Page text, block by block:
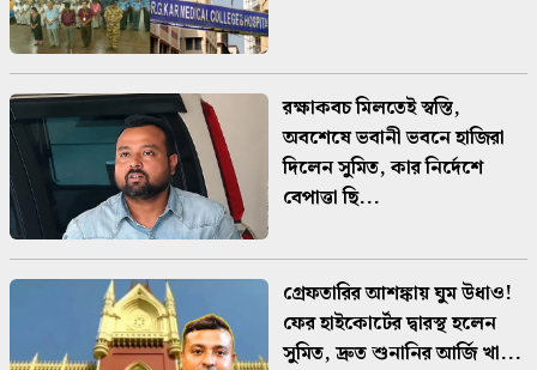
রক্ষাকবচ মিলতেই স্বস্তি,
অবশেষে ভবানী ভবনে হাজিরা
দিলেন সুমিত, কার নির্দেশে
বেপাত্তা ছি...
গ্রেফতারির আশঙ্কায় ঘুম উধাও!
ফের হাইকোর্টের দ্বারস্থ হলেন
সুমিত, দ্রুত শুনানির আর্জি খা...